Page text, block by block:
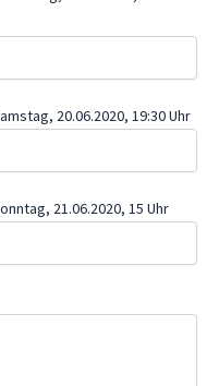
20.06.2020, 19:30 Uhr
21.06.2020, 15 Uhr